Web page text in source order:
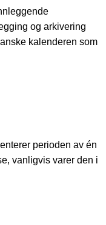
og arkivering
kalenderen som
perioden av én
vanligvis varer den i